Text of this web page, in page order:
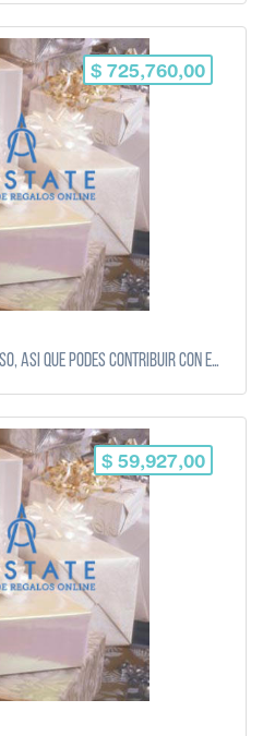
$ 725,760,00
Sabemos que es un ítem costoso, así que podes contribuir con el monto que quieras y puedas!
$ 59,927,00